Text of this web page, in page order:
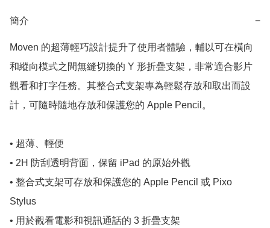
簡介 −
Moven 的超薄輕巧設計提升了使用者體驗，輔以可在橫向
和縱向模式之間無縫切換的 Y 形折疊支架，非常適合影片
觀看和打字任務。其整合式支架專為輕鬆存放和取出而設
計，可隨時隨地存放和保護您的 Apple Pencil。
• 超薄、輕便
• 2H 防刮透明背面，保留 iPad 的原始外觀
• 整合式支架可存放和保護您的 Apple Pencil 或 Pixo
Stylus
• 用於觀看電影和視訊通話的 3 折疊支架